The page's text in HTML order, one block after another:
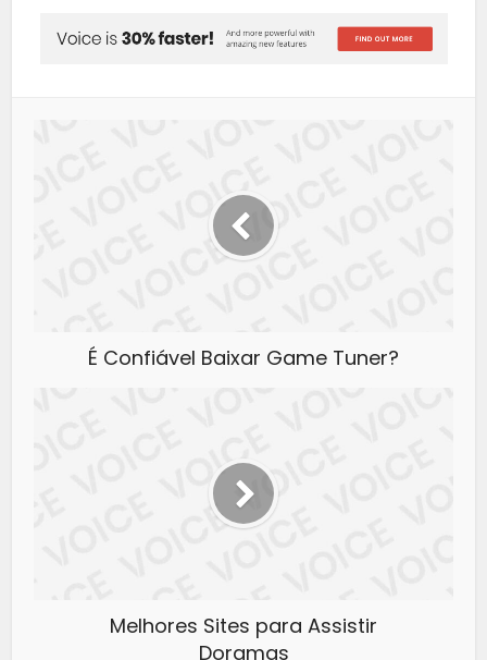
É Confiável Baixar Game Tuner?
Melhores Sites para Assistir
Doramas